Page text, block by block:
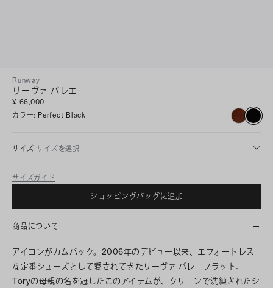
Runway
リーヴァ バレエ
¥ 66,000
カラー: Perfect Black
サイズ サイズを選択
サイズガイド
ショッピングバッグに追加
商品について
アイコンがカムバック。2006年のデビュー以来、エフォートレス
な定番シューズとして愛されてきたリーヴァ バレエフラット。
Toryの母親の名を冠したこのアイテムが、クリーンで洗練されたシ